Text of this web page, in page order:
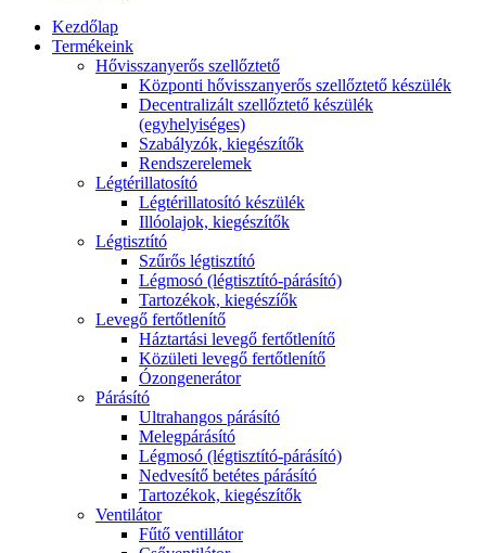
Kezdőlap
Termékeink
Hővisszanyerős szellőztető
Központi hővisszanyerős szellőztető készülék
Decentralizált szellőztető készülék
(egyhelyiséges)
Szabályzók, kiegészítők
Rendszerelemek
Légtérillatosító
Légtérillatosító készülék
Illóolajok, kiegészítők
Légtisztító
Szűrős légtisztító
Légmosó (légtisztító-párásító)
Tartozékok, kiegészíők
Levegő fertőtlenítő
Háztartási levegő fertőtlenítő
Közületi levegő fertőtlenítő
Ózongenerátor
Párásító
Ultrahangos párásító
Melegpárásító
Légmosó (légtisztító-párásító)
Nedvesítő betétes párásító
Tartozékok, kiegészítők
Ventilátor
Fűtő ventillátor